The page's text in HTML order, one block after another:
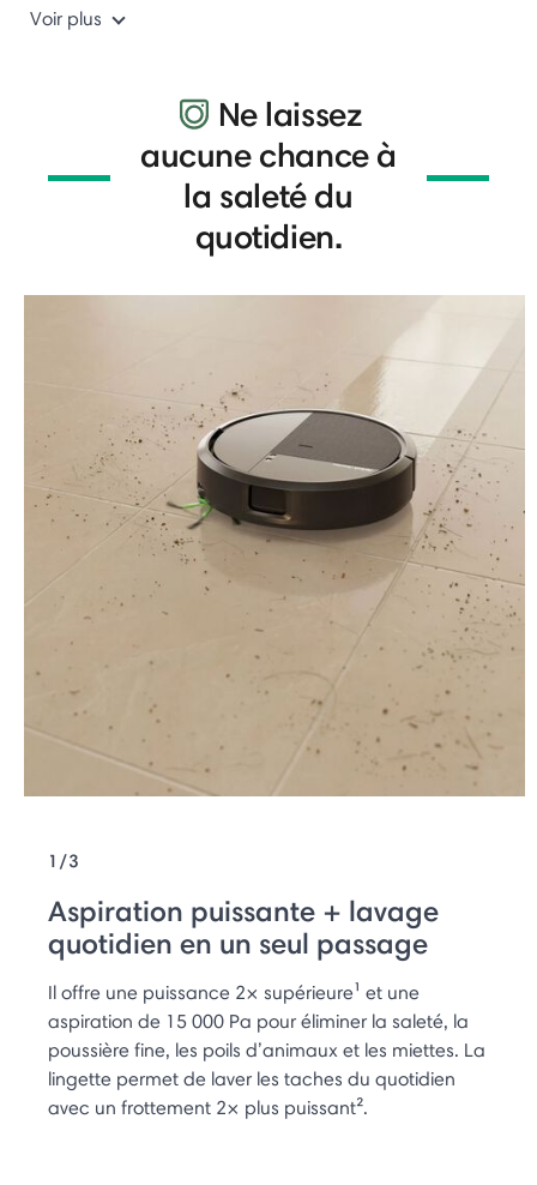
Voir plus
Ne laissez
aucune chance à
la saleté du
quotidien.
1/3
Aspiration puissante + lavage
quotidien en un seul passage
Il offre une puissance 2× supérieure¹ et une
aspiration de 15 000 Pa pour éliminer la saleté, la
poussière fine, les poils d’animaux et les miettes. La
lingette permet de laver les taches du quotidien
avec un frottement 2× plus puissant².